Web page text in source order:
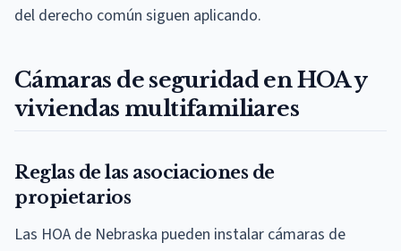
del derecho común siguen aplicando.
Cámaras de seguridad en HOA y
viviendas multifamiliares
Reglas de las asociaciones de
propietarios
Las HOA de Nebraska pueden instalar cámaras de